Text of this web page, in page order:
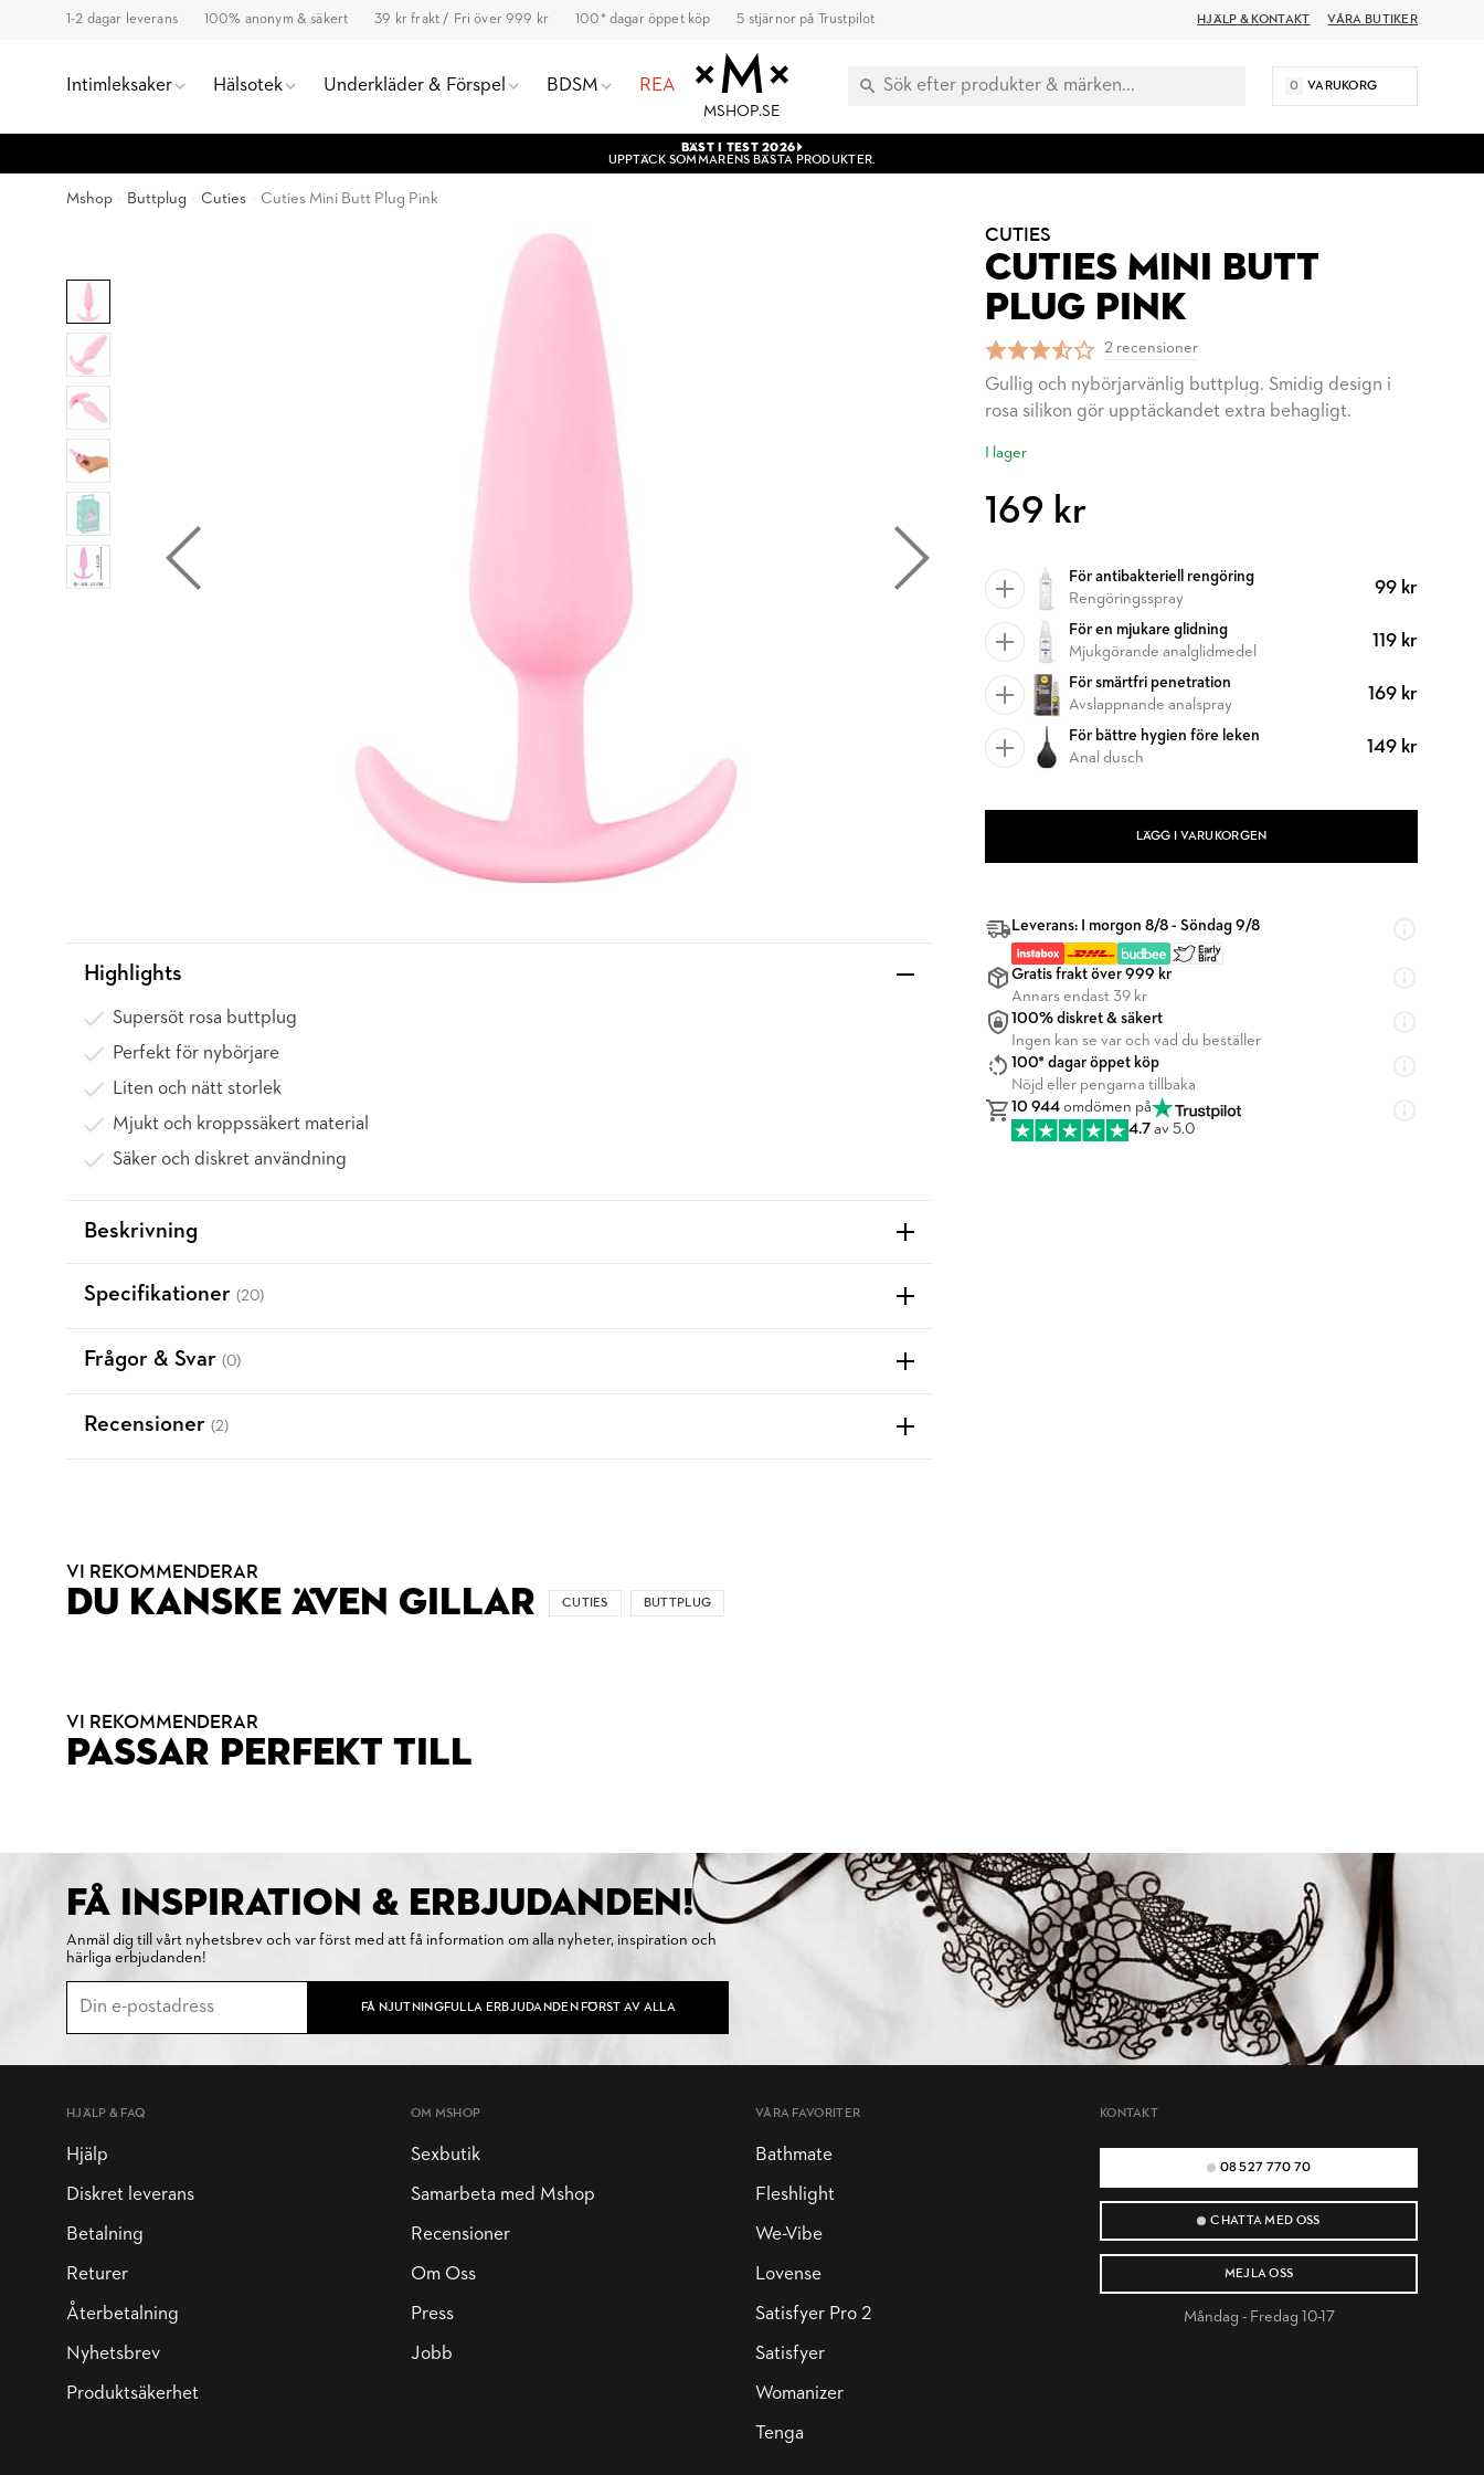
1-2 dagar leverans 100% anonym & säkert 39 kr frakt / Fri över 999 kr 100* dagar öppet köp 5 stjärnor på Trustpilot HJÄLP & KONTAKT VÅRA BUTIKER
Intimleksaker Hälsotek Underkläder & Förspel BDSM REA
MSHOP.SE
0 VARUKORG
BÄST I TEST 2026
UPPTÄCK SOMMARENS BÄSTA PRODUKTER.
Mshop Buttplug Cuties Cuties Mini Butt Plug Pink
CUTIES
CUTIES MINI BUTT
PLUG PINK
2 recensioner
Gullig och nybörjarvänlig buttplug. Smidig design i
rosa silikon gör upptäckandet extra behagligt.
I lager
169 kr
För antibakteriell rengöring
Rengöringsspray
99 kr
För en mjukare glidning
Mjukgörande analglidmedel
119 kr
För smärtfri penetration
Avslappnande analspray
169 kr
För bättre hygien före leken
Anal dusch
149 kr
LÄGG I VARUKORGEN
Leverans: I morgon 8/8 - Söndag 9/8
Gratis frakt över 999 kr
Annars endast 39 kr
100% diskret & säkert
Ingen kan se var och vad du beställer
100* dagar öppet köp
Nöjd eller pengarna tillbaka
10 944 omdömen på
4.7 av 5.0
Highlights
Supersöt rosa buttplug
Perfekt för nybörjare
Liten och nätt storlek
Mjukt och kroppssäkert material
Säker och diskret användning
Beskrivning
Specifikationer (20)
Frågor & Svar (0)
Recensioner (2)
VI REKOMMENDERAR
DU KANSKE ÄVEN GILLAR CUTIES BUTTPLUG
VI REKOMMENDERAR
PASSAR PERFEKT TILL
FÅ INSPIRATION & ERBJUDANDEN!
Anmäl dig till vårt nyhetsbrev och var först med att få information om alla nyheter, inspiration och
härliga erbjudanden!
FÅ NJUTNINGFULLA ERBJUDANDEN FÖRST AV ALLA
KONTAKT
08 527 770 70
CHATTA MED OSS
MEJLA OSS
Måndag - Fredag 10-17
HJÄLP & FAQ
Hjälp
Diskret leverans
Betalning
Returer
Återbetalning
Nyhetsbrev
Produktsäkerhet
OM MSHOP
Sexbutik
Samarbeta med Mshop
Recensioner
Om Oss
Press
Jobb
VÅRA FAVORITER
Bathmate
Fleshlight
We-Vibe
Lovense
Satisfyer Pro 2
Satisfyer
Womanizer
Tenga